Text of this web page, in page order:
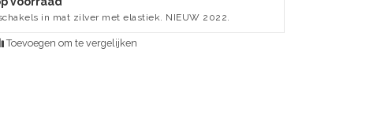
in mat zilver met elastiek. NIEUW 2022.
Toevoegen om te vergelijken